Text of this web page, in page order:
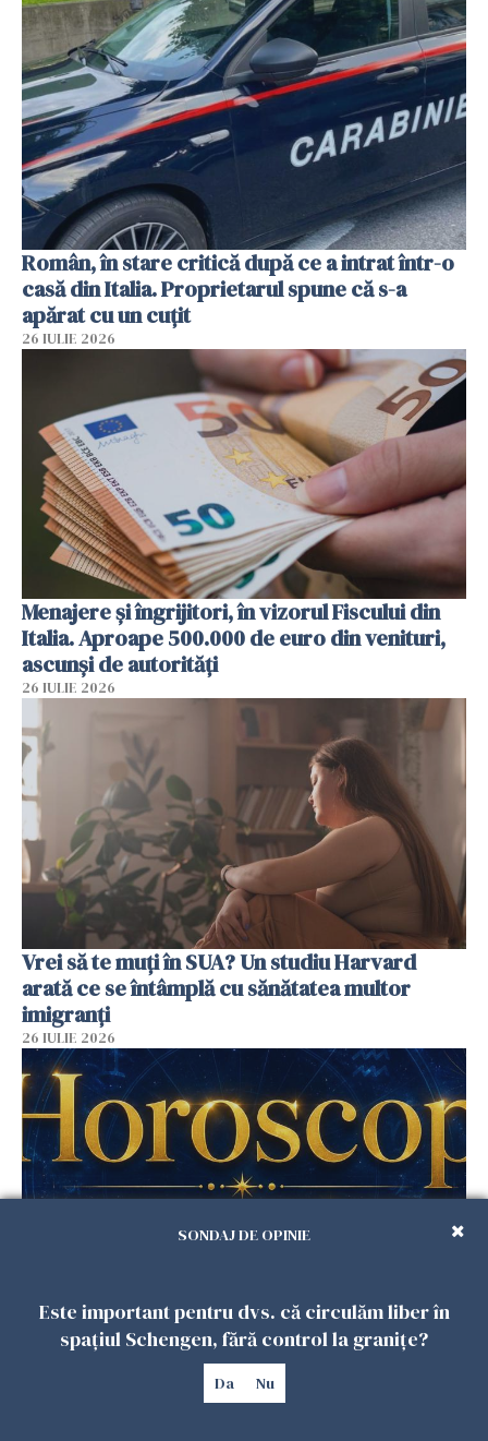
Român, în stare critică după ce a intrat într-o
casă din Italia. Proprietarul spune că s-a
apărat cu un cuțit
26 IULIE 2026
Menajere și îngrijitori, în vizorul Fiscului din
Italia. Aproape 500.000 de euro din venituri,
ascunși de autorități
26 IULIE 2026
Vrei să te muți în SUA? Un studiu Harvard
arată ce se întâmplă cu sănătatea multor
imigranți
26 IULIE 2026
Horoscop 27 iulie. Lunea care schimbă ritmul
săptămânii. Universul deschide uși
neașteptate pentru unele zodii
SONDAJ DE OPINIE
Este important pentru dvs. că circulăm liber în
spațiul Schengen, fără control la granițe?
Da Nu